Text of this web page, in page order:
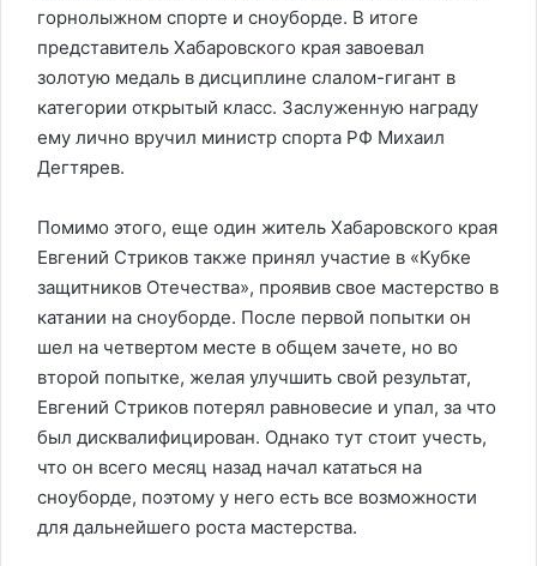
горнолыжном спорте и сноуборде. В итоге
представитель Хабаровского края завоевал
золотую медаль в дисциплине слалом-гигант в
категории открытый класс. Заслуженную награду
ему лично вручил министр спорта РФ Михаил
Дегтярев.
Помимо этого, еще один житель Хабаровского края
Евгений Стриков также принял участие в «Кубке
защитников Отечества», проявив свое мастерство в
катании на сноуборде. После первой попытки он
шел на четвертом месте в общем зачете, но во
второй попытке, желая улучшить свой результат,
Евгений Стриков потерял равновесие и упал, за что
был дисквалифицирован. Однако тут стоит учесть,
что он всего месяц назад начал кататься на
сноуборде, поэтому у него есть все возможности
для дальнейшего роста мастерства.